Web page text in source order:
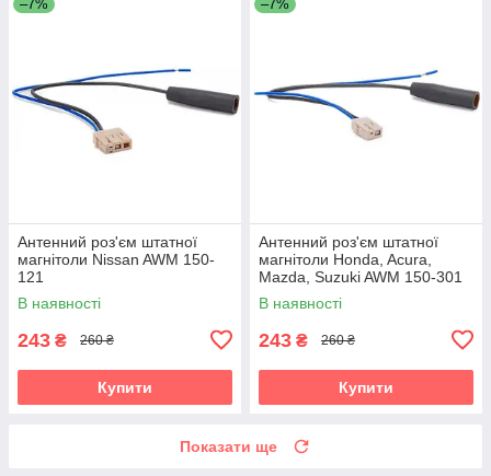
–7%
Антенний роз'єм штатної
магнітоли Nissan AWM 150-
121
В наявності
243 ₴ 260 ₴
Купити
–7%
Антенний роз'єм штатної
магнітоли Honda, Acura,
Mazda, Suzuki AWM 150-301
В наявності
243 ₴ 260 ₴
Купити
Показати ще